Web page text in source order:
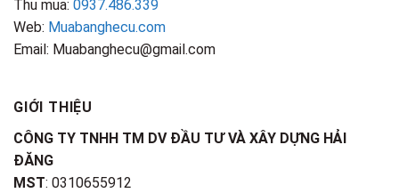
Thu mua: 0937.486.339
Web: Muabanghecu.com
Email: Muabanghecu@gmail.com
GIỚI THIỆU
CÔNG TY TNHH TM DV ĐẦU TƯ VÀ XÂY DỰNG HẢI
ĐĂNG
MST: 0310655912